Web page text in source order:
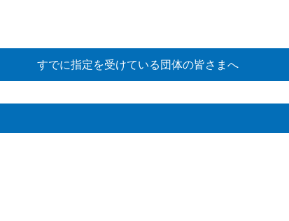
すでに指定を受けている団体の皆さまへ